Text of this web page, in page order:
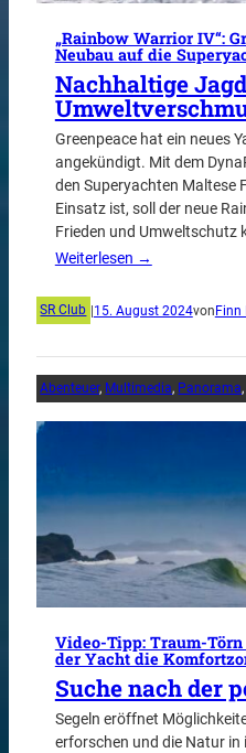
„Rainbow Warrior IV“:
Neubau auf die
Nachhaltige
Greenpeace hat ein neues
angekündigt. Mit dem
den Superyachten Maltese
Einsatz ist, soll der neue
Frieden und Umweltschutz
Weiterlesen →
SR Club |15. August 2024vonFinn
Abenteuer, Multimedia, Panorama
Video-Tipp: Traum-
der Yacht die
Suche nach der
Segeln eröffnet
erforschen und die Natur in